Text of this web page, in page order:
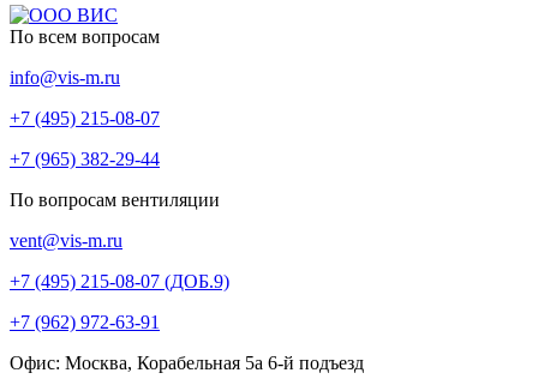
По всем вопросам
info@vis-m.ru
+7 (495) 215-08-07
+7 (965) 382-29-44
По вопросам вентиляции
vent@vis-m.ru
+7 (495) 215-08-07 (ДОБ.9)
+7 (962) 972-63-91
Офис: Москва, Корабельная 5а 6-й подъезд